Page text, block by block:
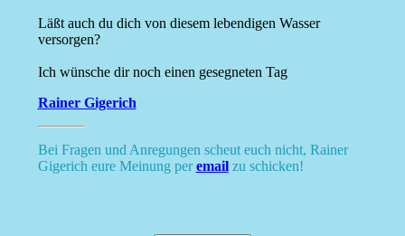
Läßt auch du dich von diesem lebendigen Wasser
versorgen?
Ich wünsche dir noch einen gesegneten Tag
Rainer Gigerich
Bei Fragen und Anregungen scheut euch nicht, Rainer
Gigerich eure Meinung peremailzu schicken!